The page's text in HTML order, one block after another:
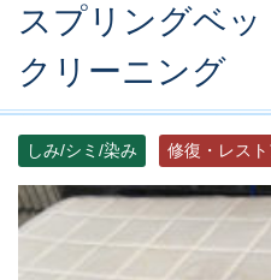
スプリングベ
クリーニング
しみ/シミ/染み 修復・レスト